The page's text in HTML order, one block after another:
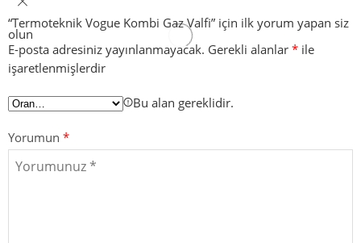
“Termoteknik Vogue Kombi Gaz Valfi” için ilk yorum yapan siz
olun
E-posta adresiniz yayınlanmayacak. Gerekli alanlar * ile
işaretlenmişlerdir
Bu alan gereklidir.
Yorumun *